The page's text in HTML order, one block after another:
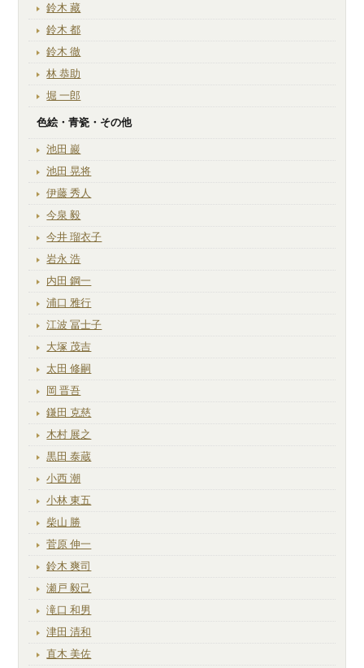
鈴木 藏
鈴木 都
鈴木 徹
林 恭助
堀 一郎
色絵・青瓷・その他
池田 巖
池田 晃将
伊藤 秀人
今泉 毅
今井 瑠衣子
岩永 浩
内田 鋼一
浦口 雅行
江波 冨士子
大塚 茂吉
太田 修嗣
岡 晋吾
鎌田 克慈
木村 展之
黒田 泰蔵
小西 潮
小林 東五
柴山 勝
菅原 伸一
鈴木 爽司
瀬戸 毅己
滝口 和男
津田 清和
直木 美佐